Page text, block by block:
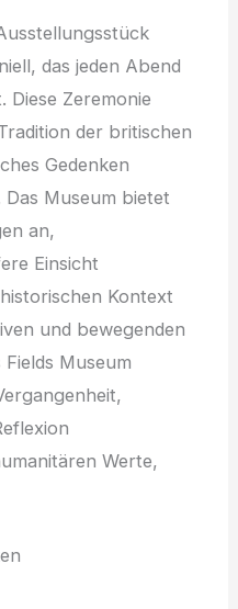
d‬as j‬eden Abend
Zeremonie
d‬er britischen
Gedenken
Museum bietet
an,
Einsicht
Kontext
u‬nd bewegenden
Museum
Werte,